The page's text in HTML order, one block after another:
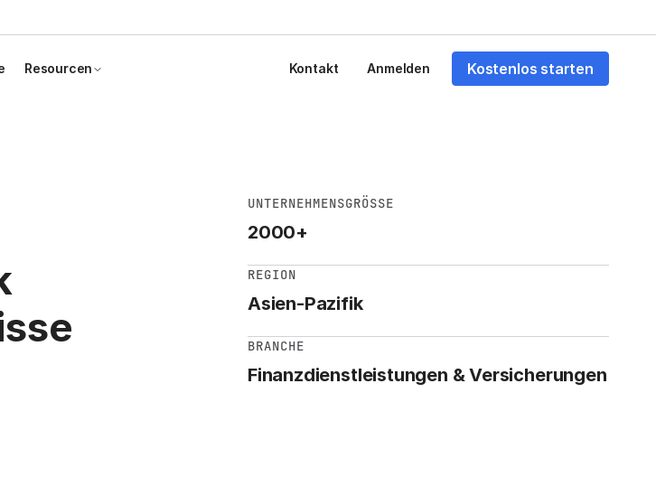
Resourcen Kontakt Anmelden Kostenlos starten
UNTERNEHMENSGRÖSSE
2000+
REGION
Asien-Pazifik
BRANCHE
Finanzdienstleistungen & Versicherungen